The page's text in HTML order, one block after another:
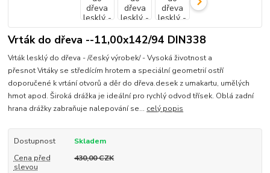
Vrták do dřeva --11,00x142/94 DIN338
Vrták lesklý do dřeva - /český výrobek/ - Vysoká životnost a
přesnot Vrtáky se středícím hrotem a speciální geometrií ostří
doporučené k vrtání otvorů a děr do dřeva.desek z umakartu, umělých
hmot apod. Široká drážka je ideální pro rychlý odvod třísek. Oblá zadní
hrana drážky zabraňuje nalepování se... celý popis
Dostupnost
Skladem
Cena před
slevou
430,00 CZK